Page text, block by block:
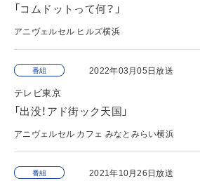
「コムドットって何？」
アニヴェルセル ヒルズ横浜
番組 2022年03月05日放送
テレビ東京
「出没！アド街ック天国」
アニヴェルセル カフェ みなとみらい横浜
番組 2021年10月26日放送